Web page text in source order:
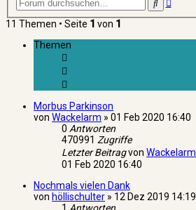
Suche
11 Themen • Seite 1 von 1
Themen
Morbus Parkinson
von Wackelarm » 01 Feb 2020 16:40
0 Antworten
470991 Zugriffe
Letzter Beitragvon Wackelarm
01 Feb 2020 16:40
Nochmals vielen Dank
von höllischulter » 12 Dez 2019 14:19